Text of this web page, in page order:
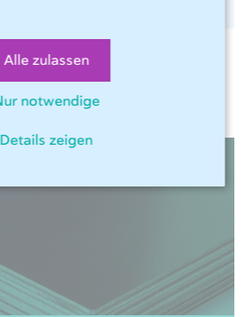
Alle zulassen
notwendige
Details zeigen
Materialien